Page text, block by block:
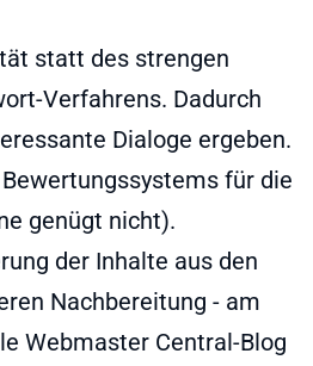
statt des strengen
Verfahrens. Dadurch
Dialoge ergeben.
für die
genügt nicht).
der Inhalte aus den
Nachbereitung - am
Webmaster Central-Blog